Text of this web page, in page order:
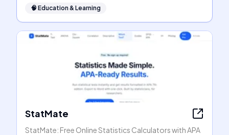
🧠 Education & Learning
StatMate
StatMate: Free Online Statistics Calculators with APA